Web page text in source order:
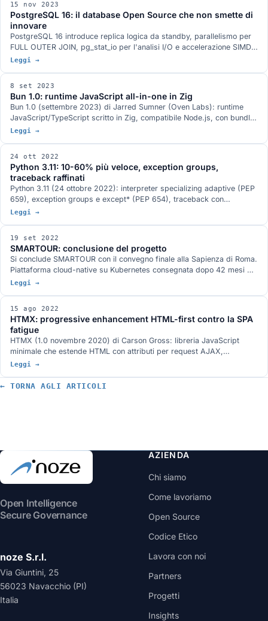
15 nov 2023
PostgreSQL 16: il database Open Source che non smette di
innovare
PostgreSQL 16 introduce replica logica da standby, parallelismo per
FULL OUTER JOIN, pg_stat_io per l'analisi I/O e accelerazione SIMD.
Quasi trent'anni di evoluzione continua.
Leggi →
8 set 2023
Bun 1.0: runtime JavaScript all-in-one in Zig
Bun 1.0 (settembre 2023) di Jarred Sumner (Oven Labs): runtime
JavaScript/TypeScript scritto in Zig, compatibile Node.js, con bundler
+ package manager + test runner built-in. Performance
Leggi →
24 ott 2022
Python 3.11: 10-60% più veloce, exception groups,
traceback raffinati
Python 3.11 (24 ottobre 2022): interpreter specializing adaptive (PEP
659), exception groups e except* (PEP 654), traceback con
puntamento preciso, variadic generics (PEP 646). Il risultato
Leggi →
19 set 2022
SMARTOUR: conclusione del progetto
Si conclude SMARTOUR con il convegno finale alla Sapienza di Roma.
Piattaforma cloud-native su Kubernetes consegnata dopo 42 mesi di
attività.
Leggi →
15 ago 2022
HTMX: progressive enhancement HTML-first contro la SPA
fatigue
HTMX (1.0 novembre 2020) di Carson Gross: libreria JavaScript
minimale che estende HTML con attributi per request AJAX,
WebSocket, SSE. Ritorno al server-rendering con interattività senza
Leggi →
← TORNA AGLI ARTICOLI
Open Intelligence
Secure Governance
noze S.r.l.
Via Giuntini, 25
56023 Navacchio (PI)
Italia
AZIENDA
Chi siamo
Come lavoriamo
Open Source
Codice Etico
Lavora con noi
Partners
Progetti
Insights